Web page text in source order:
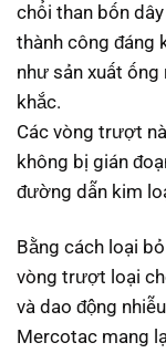
chổi than bốn
thành công đáng
như sản xuất
khắc.
Các vòng trượt
không bị gián
đường dẫn kim
Bằng cách loại
vòng trượt loại
và dao động
Mercotac mang